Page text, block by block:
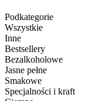
Podkategorie
Wszystkie
Inne
Bestsellery
Bezalkoholowe
Jasne pełne
Smakowe
Specjalności i kraft